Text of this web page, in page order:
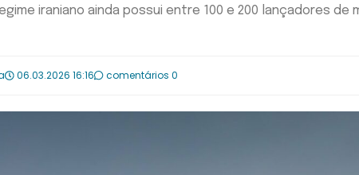
iraniano ainda possui entre 100 e 200 lançadores de
06.03.2026 16:16 comentários 0